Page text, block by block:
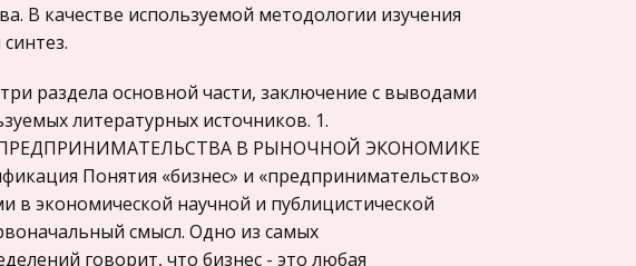
В качестве используемой методологии изучения
раздела основной части, заключение с выводами
литературных источников. 1.
В РЫНОЧНОЙ ЭКОНОМИКЕ
Понятия «бизнес» и «предпринимательство»
в экономической научной и публицистической
смысл. Одно из самых
говорит, что бизнес - это любая